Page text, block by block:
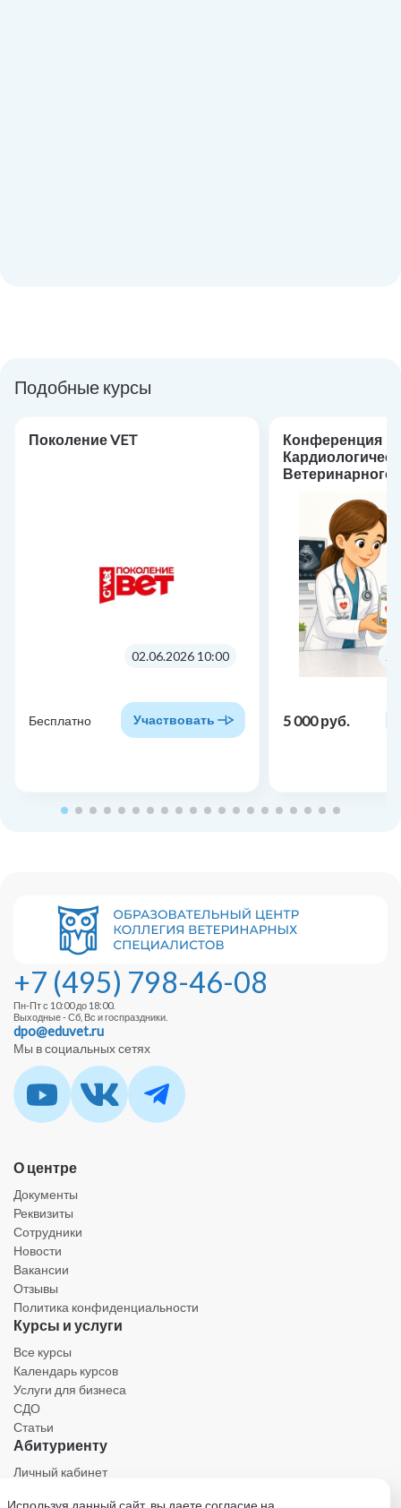
Подобные курсы
Поколение VET
02.06.2026 10:00
Бесплатно Участвовать
Конференция
Ветеринарного
кардиологии:
практике»
5 000 руб.
+7 (495) 798-46-08
Пн-Пт с 10:00 до 18:00.
Выходные - Сб, Вс и госпраздники.
dpo@eduvet.ru
Мы в социальных сетях
О центре
Документы
Реквизиты
Сотрудники
Новости
Вакансии
Отзывы
Политика конфиденциальности
Курсы и услуги
Все курсы
Календарь курсов
Услуги для бизнеса
СДО
Статьи
Абитуриенту
Личный кабинет
Используя данный сайт, вы даете согласие на